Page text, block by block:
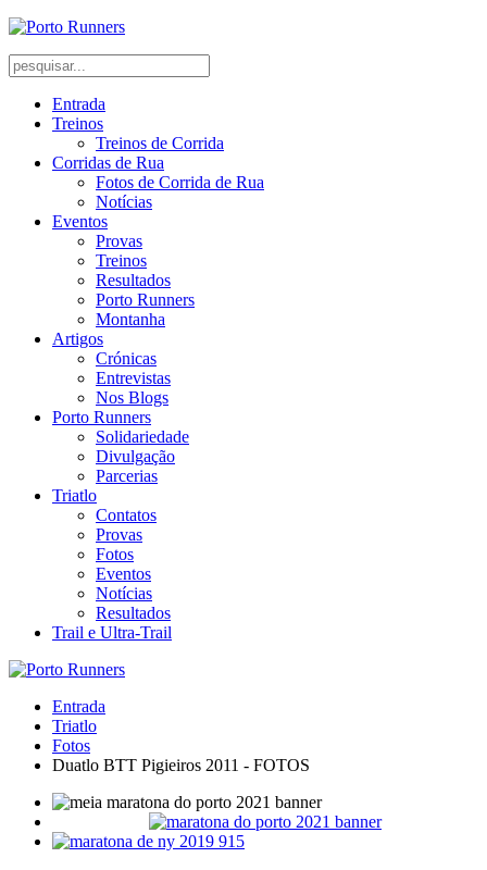
Entrada
Treinos
Treinos de Corrida
Corridas de Rua
Fotos de Corrida de Rua
Notícias
Eventos
Provas
Treinos
Resultados
Porto Runners
Montanha
Artigos
Crónicas
Entrevistas
Nos Blogs
Porto Runners
Solidariedade
Divulgação
Parcerias
Triatlo
Contatos
Provas
Fotos
Eventos
Notícias
Resultados
Trail e Ultra-Trail
Entrada
Triatlo
Fotos
Duatlo BTT Pigieiros 2011 - FOTOS